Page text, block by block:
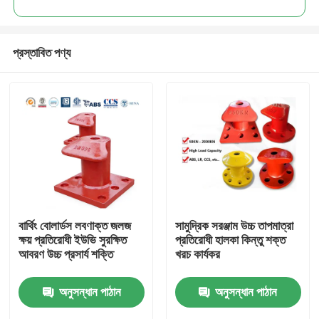
প্রস্তাবিত পণ্য
বার্থিং বোলার্ডস লবণাক্ত জলজ
ক্ষয় প্রতিরোধী ইউভি সুরক্ষিত
আবরণ উচ্চ প্রসার্য শক্তি
অনুসন্ধান পাঠান
সামুদ্রিক সরঞ্জাম উচ্চ তাপমাত্রা
প্রতিরোধী হালকা কিন্তু শক্ত
খরচ কার্যকর
অনুসন্ধান পাঠান